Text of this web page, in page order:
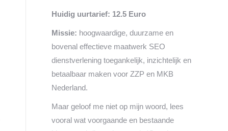
Huidig uurtarief: 12.5 Euro
Missie: hoogwaardige, duurzame en
bovenal effectieve maatwerk SEO
dienstverlening toegankelijk, inzichtelijk en
betaalbaar maken voor ZZP en MKB
Nederland.
Maar geloof me niet op mijn woord, lees
vooral wat voorgaande en bestaande